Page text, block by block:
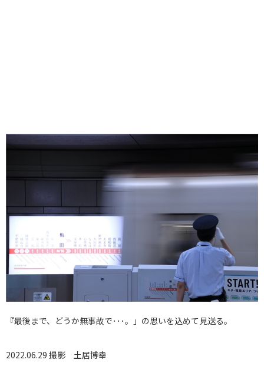
『最後まで、どうか無事故で･･･。」の思いを込めて見送る。
2022.06.29 撮影 土居博幸